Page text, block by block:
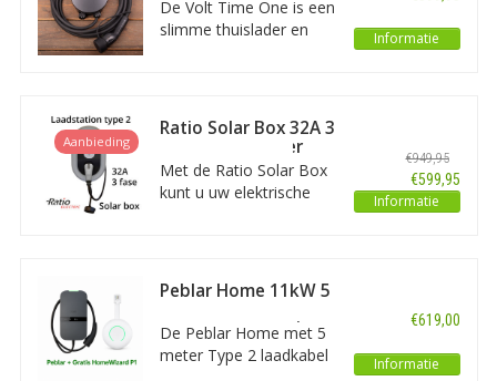
loadbalancing, RFID en
De Volt Time One is een
slimme thuislader en
Duidelijke display, 7
meter lange vaste
laadkabel, dynamische
loadbalancing, RFID en
Informatie
Aanbieding
Ratio Solar Box 32A 3
fase met 5 meter
vaste laadkabel type
2
Met de Ratio Solar Box
kunt u uw elektrische
zonnepanelen. De Solar
Box past verder het
maximum
laadvermogen voor uw
auto automatisch aan
€949,95
€599,95
Informatie
Peblar Home 11kW 5
laadkabel + Gratis
HomeWizard P1
De Peblar Home met 5
meter Type 2 laadkabel
€619,00
Informatie